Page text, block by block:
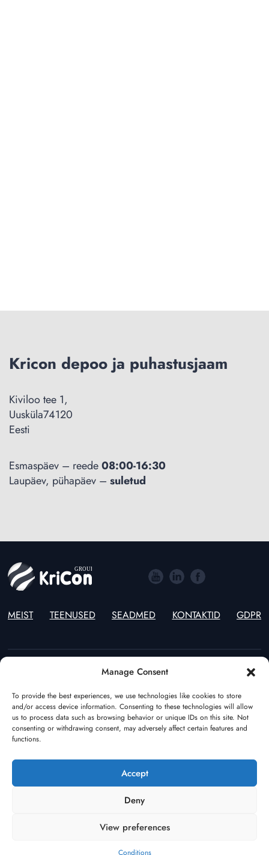
Manage Consent
To provide the best experiences, we use technologies like cookies to store
and/or access device information. Consenting to these technologies will allow
us to process data such as browsing behavior or unique IDs on this site. Not
consenting or withdrawing consent, may adversely affect certain features and
functions.
Accept
Deny
View preferences
Conditions
Kricon depoo ja puhastusjaam
Kiviloo tee 1,
Uusküla74120
Eesti
Esmaspäev – reede08:00-16:30
Laupäev, pühapäev – suletud
MEIST TEENUSED SEADMED KONTAKTID GDPR
(+372) 55597970
(+370) 46246914
Poland
(+48) 22 544 64 49
The Netherlands
(+31) (0)108928541